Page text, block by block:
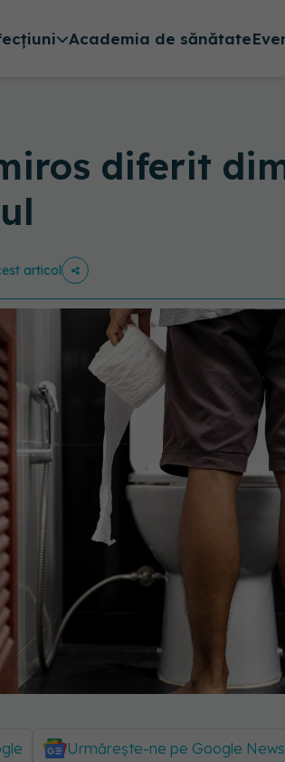
Academia de sănătate
diferit
articol
Urmărește-ne pe Google News